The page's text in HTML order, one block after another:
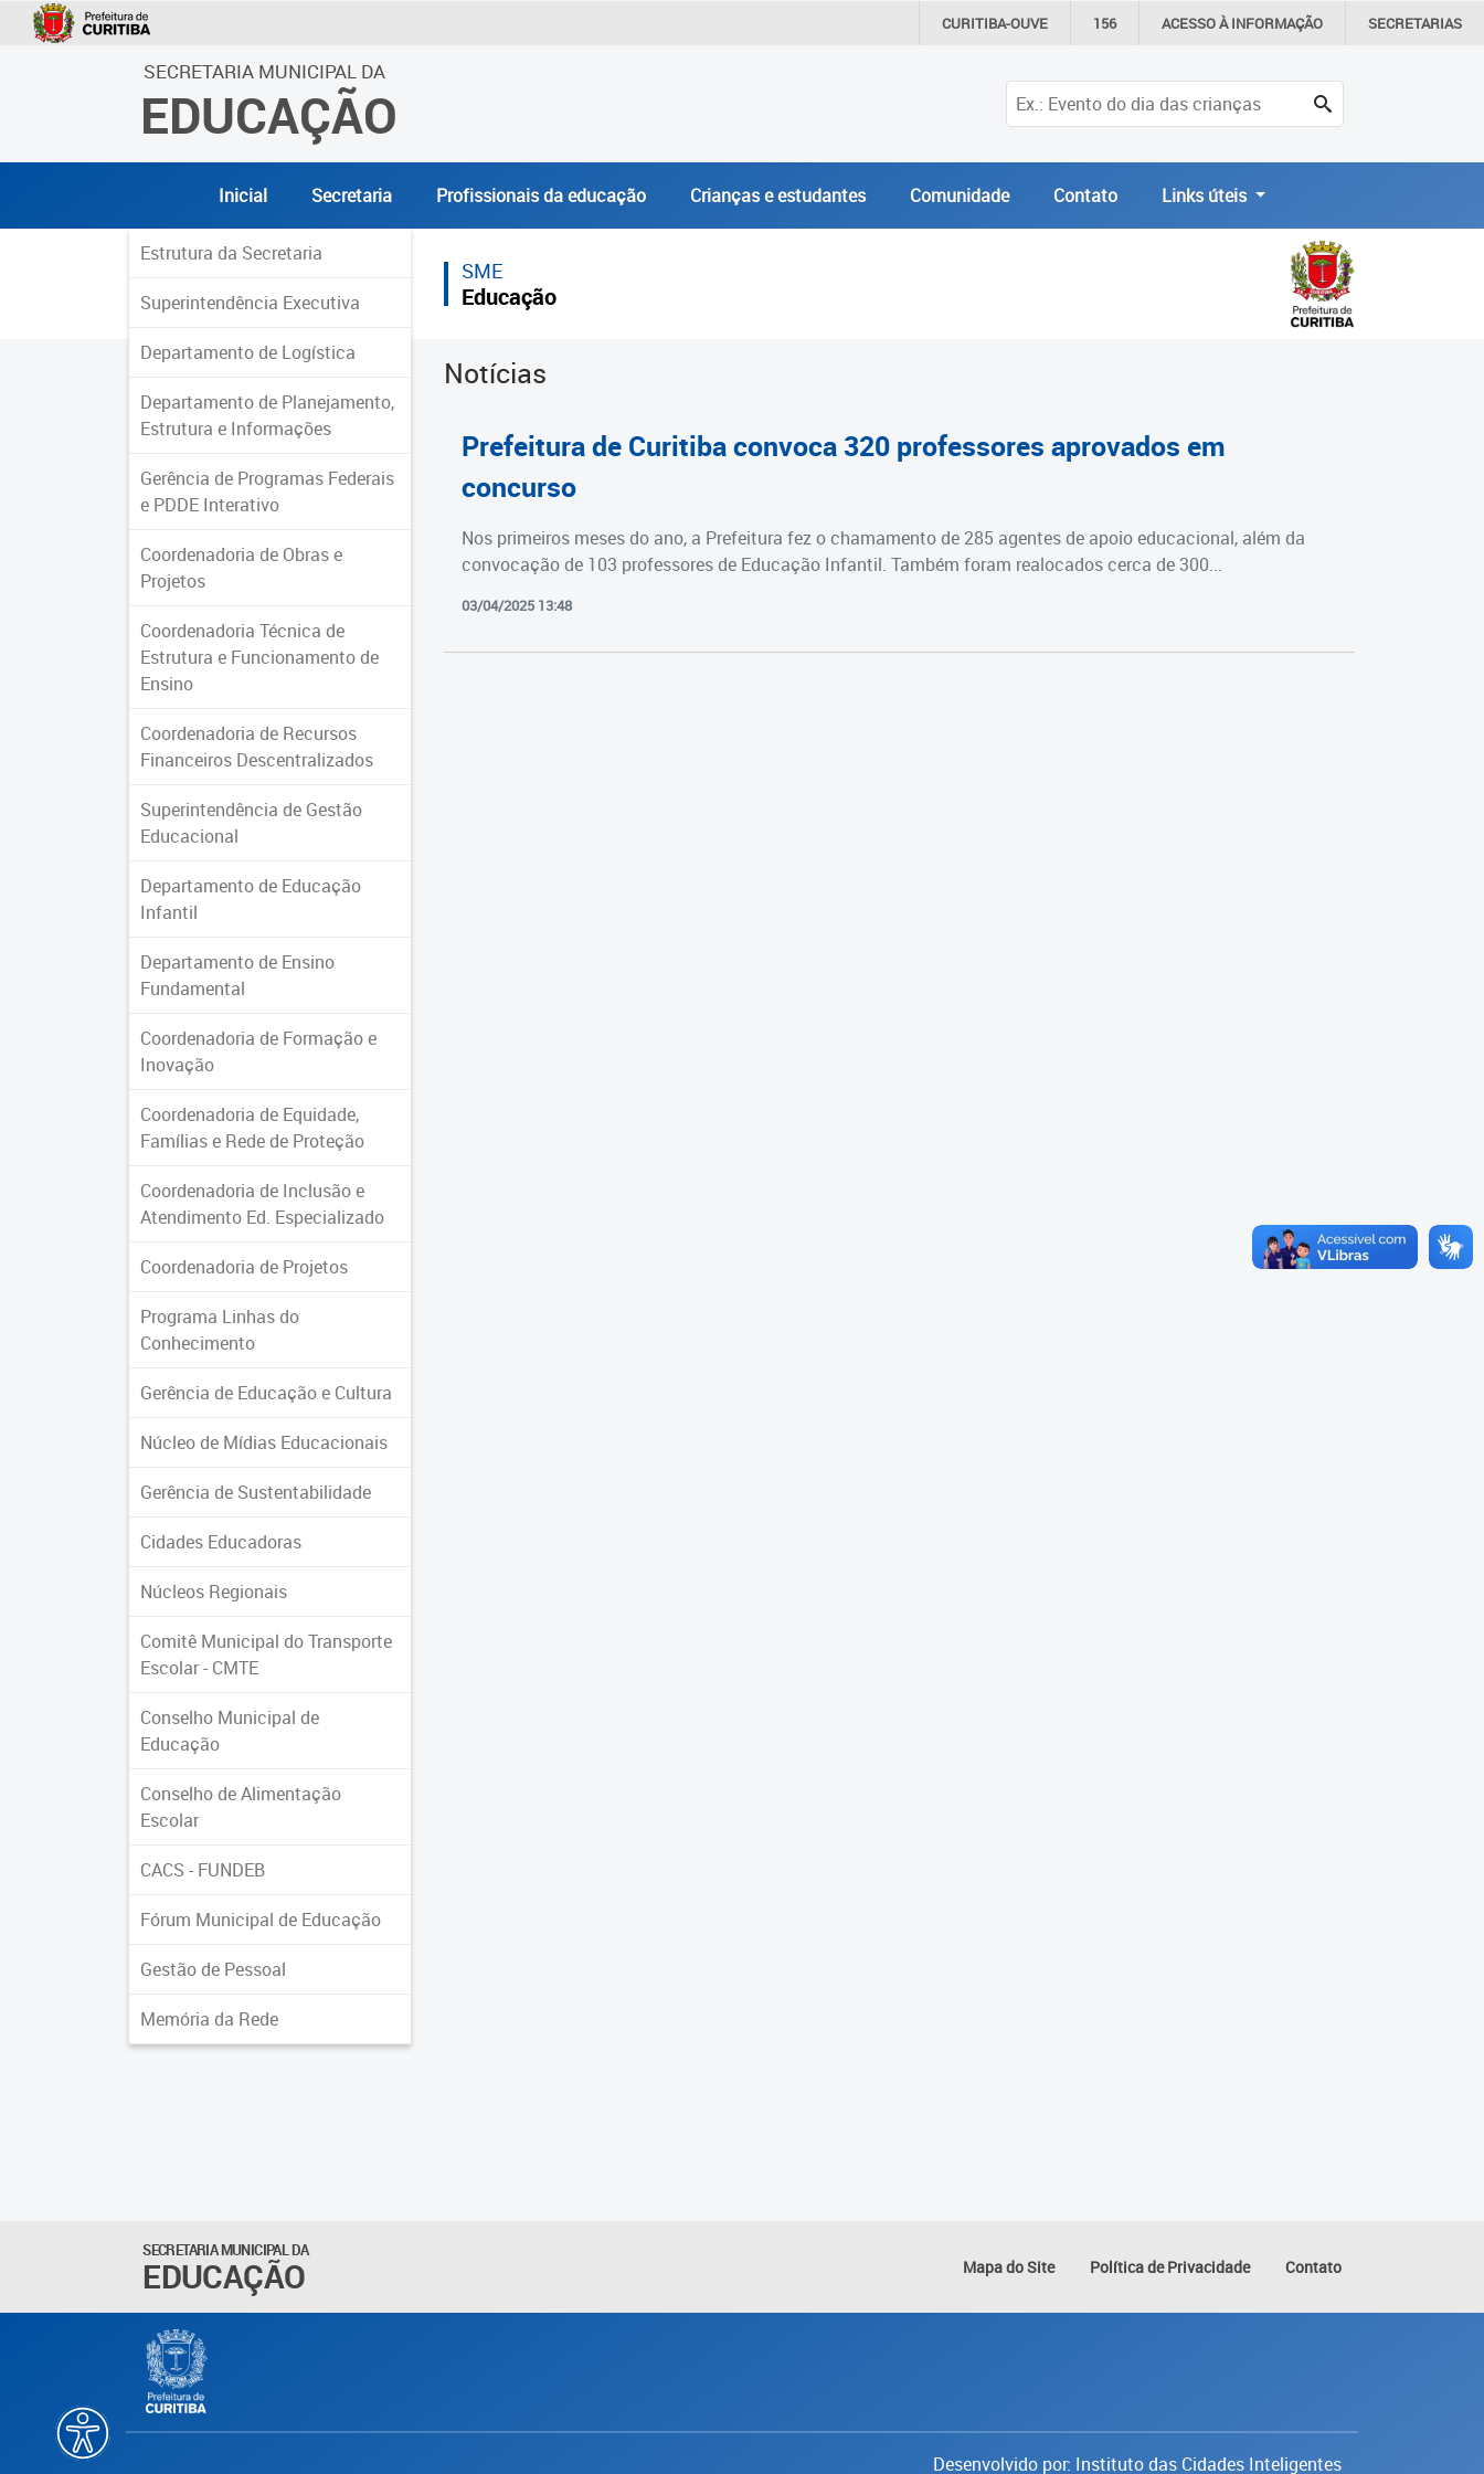
CURITIBA-OUVE 156 ACESSO ÀINFORMAÇÃO SECRETARIAS
SECRETARIA MUNICIPAL DA
EDUCAÇÃO
Inicial Secretaria Profissionais da educação Crianças e estudantes Comunidade Contato Links úteis
Estrutura da Secretaria
Superintendência Executiva
Departamento de Logística
Departamento de Planejamento,
Estrutura e Informações
Gerência de Programas Federais
e PDDE Interativo
Coordenadoria de Obras e
Projetos
Coordenadoria Técnica de
Estrutura e Funcionamento de
Ensino
Coordenadoria de Recursos
Financeiros Descentralizados
Superintendência de Gestão
Educacional
Departamento de Educação
Infantil
Departamento de Ensino
Fundamental
Coordenadoria de Formação e
Inovação
Coordenadoria de Equidade,
Famílias e Rede de Proteção
Coordenadoria de Inclusão e
Atendimento Ed. Especializado
Coordenadoria de Projetos
Programa Linhas do
Conhecimento
Gerência de Educação e Cultura
Núcleo de Mídias Educacionais
Gerência de Sustentabilidade
Cidades Educadoras
Núcleos Regionais
Comitê Municipal do Transporte
Escolar - CMTE
Conselho Municipal de
Educação
Conselho de Alimentação
Escolar
CACS - FUNDEB
Fórum Municipal de Educação
Gestão de Pessoal
Memória da Rede
SME
Educação
Notícias
Prefeitura de Curitiba convoca 320 professores aprovados em
concurso
Nos primeiros meses do ano, a Prefeitura fez o chamamento de 285 agentes de apoio educacional, além da
convocação de 103 professores de Educação Infantil. Também foram realocados cerca de 300...
03/04/2025 13:48
SECRETARIA MUNICIPAL DA
EDUCAÇÃO Mapa do Site Política de Privacidade Contato
Desenvolvido por: Instituto das Cidades Inteligentes